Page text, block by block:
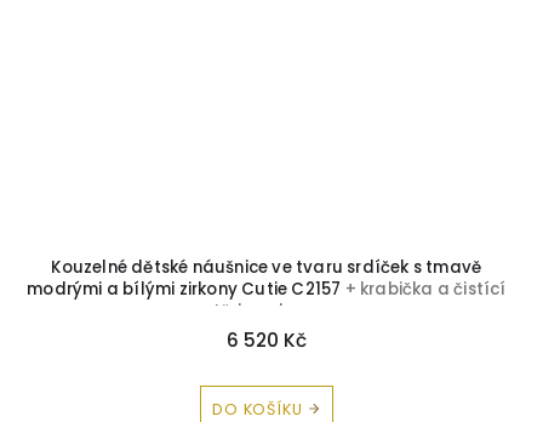
Kouzelné dětské náušnice ve tvaru srdíček s tmavě
modrými a bílými zirkony Cutie C2157 + krabička a čistící
utěrka zdarma
6 520 Kč
DO KOŠÍKU